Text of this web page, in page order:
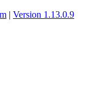
| Version 1.13.0.9